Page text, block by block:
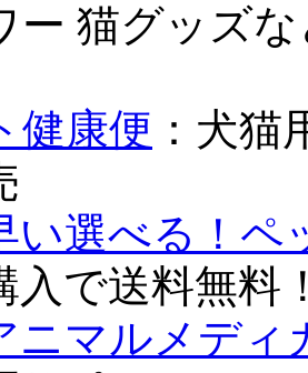
ー 猫グッズ
健康便 ：犬
い選べる！ペ
入で送料無料
ニマルメディ